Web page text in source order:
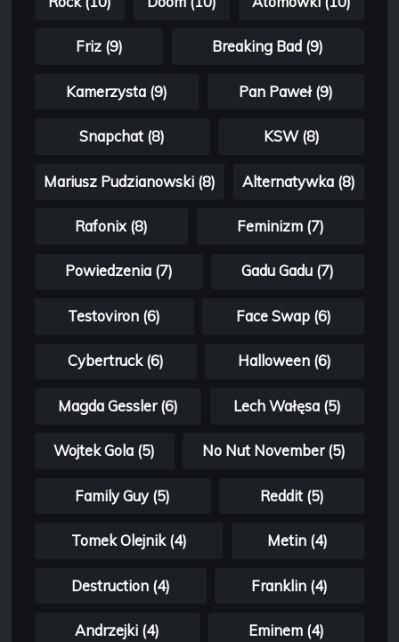
Friz (9) Breaking Bad (9)
Kamerzysta (9) Pan Paweł (9)
Snapchat (8) KSW (8)
Mariusz Pudzianowski (8) Alternatywka (8)
Rafonix (8) Feminizm (7)
Powiedzenia (7) Gadu Gadu (7)
Testoviron (6) Face Swap (6)
Cybertruck (6) Halloween (6)
Magda Gessler (6) Lech Wałęsa (5)
Wojtek Gola (5) No Nut November (5)
Family Guy (5) Reddit (5)
Tomek Olejnik (4) Metin (4)
Destruction (4) Franklin (4)
Andrzejki (4) Eminem (4)